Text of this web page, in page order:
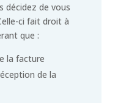
décidez de vous
ci fait droit à
que :
la facture
de la